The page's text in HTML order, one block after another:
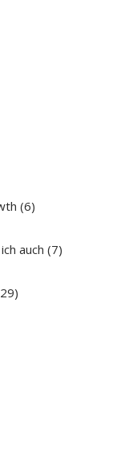
(6)
auch (7)